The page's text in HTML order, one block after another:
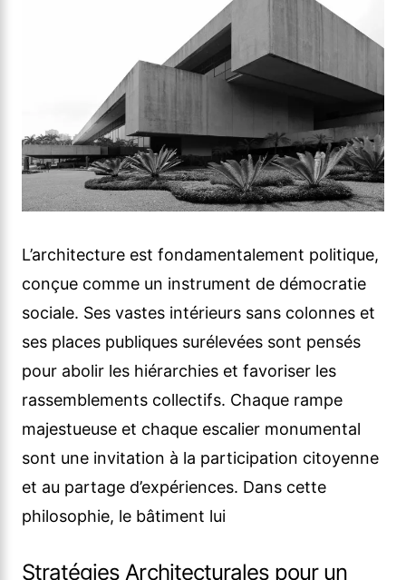
L’architecture est fondamentalement politique,
conçue comme un instrument de démocratie
sociale. Ses vastes intérieurs sans colonnes et
ses places publiques surélevées sont pensés
pour abolir les hiérarchies et favoriser les
rassemblements collectifs. Chaque rampe
majestueuse et chaque escalier monumental
sont une invitation à la participation citoyenne
et au partage d’expériences. Dans cette
philosophie, le bâtiment lui
Stratégies Architecturales pour un